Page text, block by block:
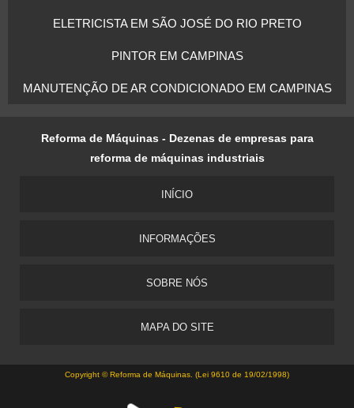
ELETRICISTA EM SÃO JOSÉ DO RIO PRETO
PINTOR EM CAMPINAS
MANUTENÇÃO DE AR CONDICIONADO EM CAMPINAS
Reforma de Máquinas - Dezenas de empresas para
reforma de máquinas industriais
INÍCIO
INFORMAÇÕES
SOBRE NÓS
MAPA DO SITE
Copyright © Reforma de Máquinas. (Lei 9610 de 19/02/1998)